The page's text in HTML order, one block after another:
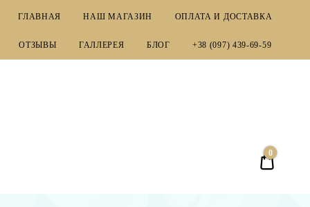
ГЛАВНАЯ НАШ МАГАЗИН ОПЛАТА И ДОСТАВКА
ОТЗЫВЫ ГАЛЛЕРЕЯ БЛОГ +38 (097) 439-69-59
0,00 ₴
0